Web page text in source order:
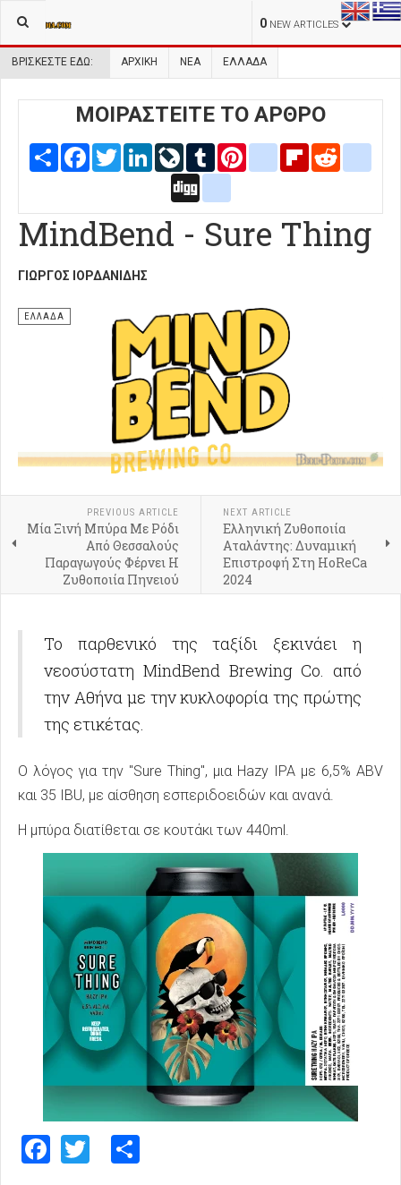
0 NEW ARTICLES
ΒΡΊΣΚΕΣΤΕ ΕΔΏ: ΑΡΧΙΚΉ ΝΕΑ ΕΛΛΑΔΑ
ΜΟΙΡΑΣΤΕΙΤΕ ΤΟ ΑΡΘΡΟ
Share FacebookTwitterLinkedInLiveJournal
Tumblr Pinterestblogger_post
Flipboard
MindBend - Sure Thing
ΓΙΏΡΓΟΣ ΙΟΡΔΑΝΊΔΗΣ
ΕΛΛΑΔΑ
PREVIOUS ARTICLE
Μία Ξινή Μπύρα Με Ρόδι
Από Θεσσαλούς
Παραγωγούς Φέρνει Η
Ζυθοποιία Πηνειού
NEXT ARTICLE
Ελληνική Ζυθοποιία
Αταλάντης: Δυναμική
Επιστροφή Στη HoReCa
2024
Το παρθενικό της ταξίδι ξεκινάει η
νεοσύστατη MindBend Brewing Co. από
την Αθήνα με την κυκλοφορία της πρώτης
της ετικέτας.
Ο λόγος για την "Sure Thing", μια Hazy IPA με 6,5% ABV
και 35 IBU, με αίσθηση εσπεριδοειδών και ανανά.
Η μπύρα διατίθεται σε κουτάκι των 440ml.
Facebook
Twitter